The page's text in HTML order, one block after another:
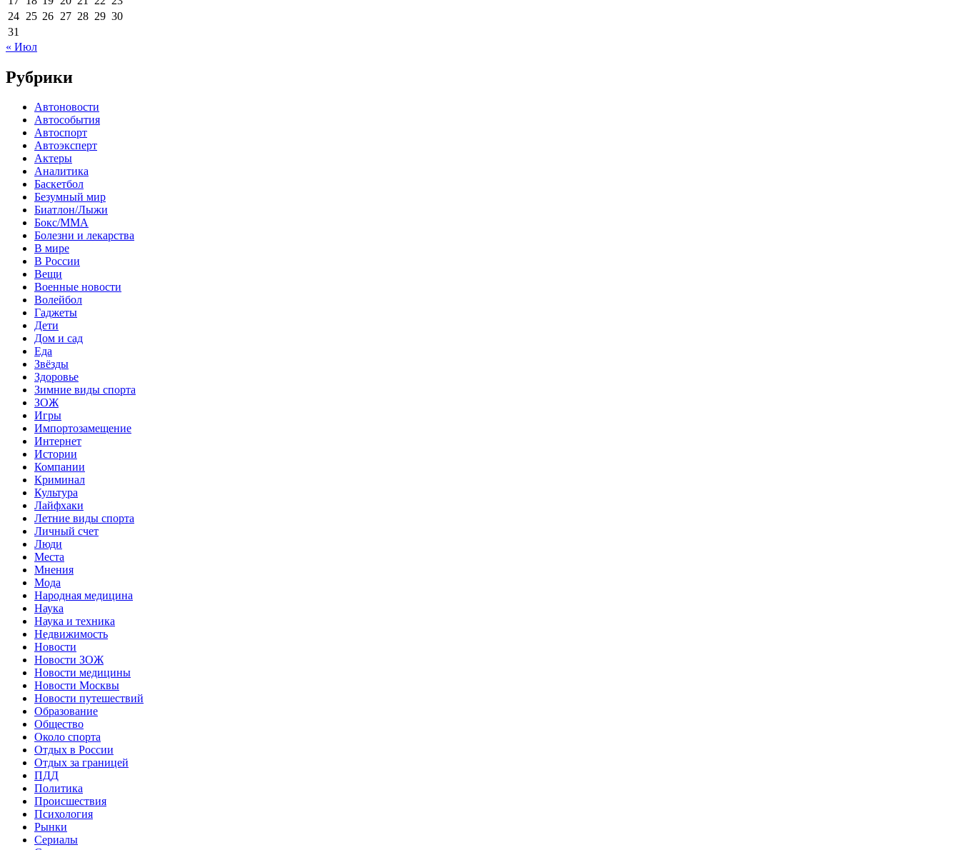
24 25 26 27 28 29 30
31
« Июл
Рубрики
Автоновости
Автособытия
Автоспорт
Автоэксперт
Актеры
Аналитика
Баскетбол
Безумный мир
Биатлон/Лыжи
Бокс/MMA
Болезни и лекарства
В мире
В России
Вещи
Военные новости
Волейбол
Гаджеты
Дети
Дом и сад
Еда
Звёзды
Здоровье
Зимние виды спорта
ЗОЖ
Игры
Импортозамещение
Интернет
Истории
Компании
Криминал
Культура
Лайфхаки
Летние виды спорта
Личный счет
Люди
Места
Мнения
Мода
Народная медицина
Наука
Наука и техника
Недвижимость
Новости
Новости ЗОЖ
Новости медицины
Новости Москвы
Новости путешествий
Образование
Общество
Около спорта
Отдых в России
Отдых за границей
ПДД
Политика
Происшествия
Психология
Рынки
Сериалы